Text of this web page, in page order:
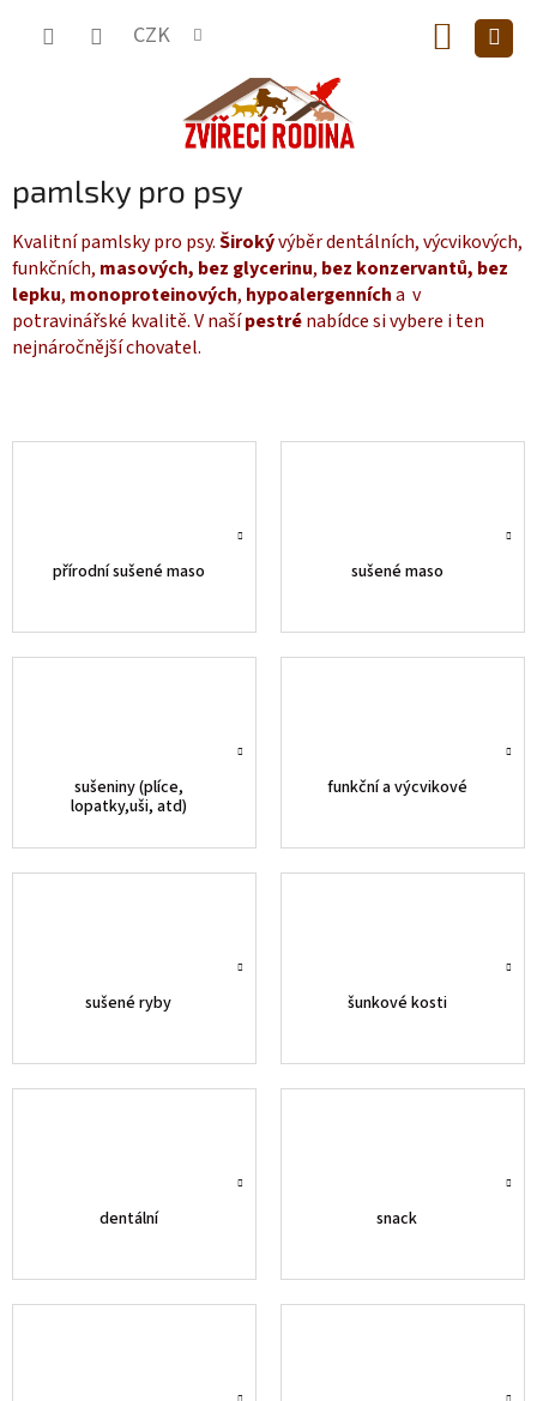
CZK
KOŠÍK
pamlsky pro psy
Kvalitní pamlsky pro psy.Širokývýběr dentálních, výcvikových,
funkčních, masových, bez glycerinu, bez konzervantů, bez
lepku, monoproteinových, hypoalergennícha v
potravinářské kvalitě. V našípestrénabídce si vybere i ten
nejnáročnější chovatel.
přírodní sušené maso sušené maso
sušeniny (plíce,
lopatky,uši, atd)
funkční a výcvikové
sušené ryby šunkové kosti
dentální snack